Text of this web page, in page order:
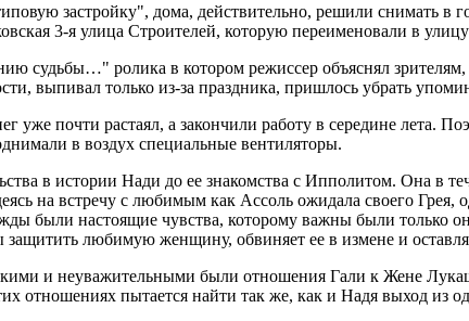
застройку", дома, действительно, решили снимать
3-я улица Строителей, которую переименовали в
судьбы…" ролика в котором режиссер объяснял
выпивал только из-за праздника, пришлось убрать
уже почти растаял, а закончили работу в середине лета.
в воздух специальные вентиляторы.
в истории Нади до ее знакомства с Ипполитом. Она в
на встречу с любимым как Ассоль ожидала своего Грея,
были настоящие чувства, которому важны были только
защитить любимую женщину, обвиняет ее в измене и
и неуважительными были отношения Гали к Жене
пытается найти так же, как и Надя выход из